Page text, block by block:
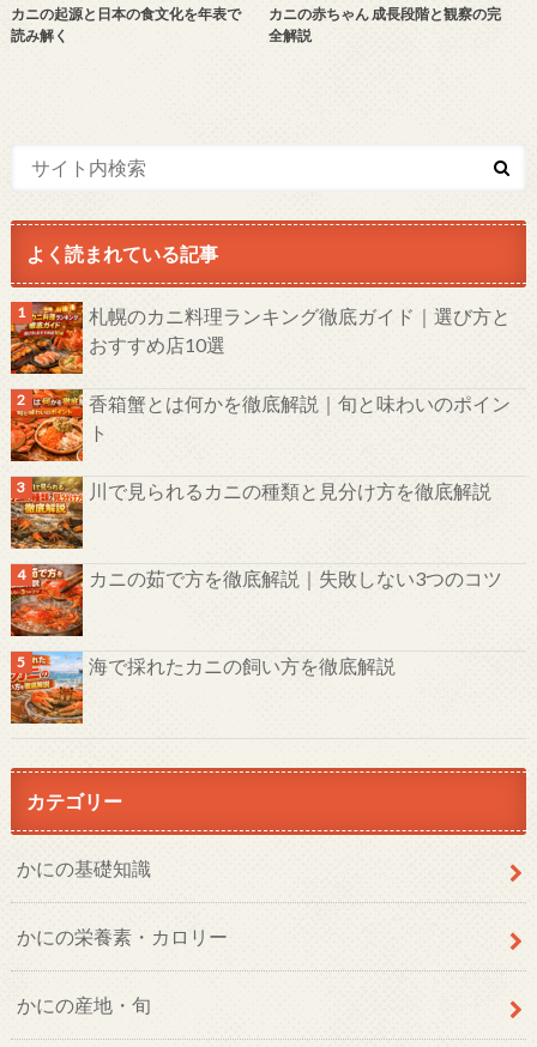
カニの起源と日本の食文化を年表で
読み解く
カニの赤ちゃん 成長段階と観察の完
全解説
よく読まれている記事
札幌のカニ料理ランキング徹底ガイド｜選び方と
おすすめ店10選
香箱蟹とは何かを徹底解説｜旬と味わいのポイン
ト
川で見られるカニの種類と見分け方を徹底解説
カニの茹で方を徹底解説｜失敗しない3つのコツ
海で採れたカニの飼い方を徹底解説
カテゴリー
かにの基礎知識
かにの栄養素・カロリー
かにの産地・旬